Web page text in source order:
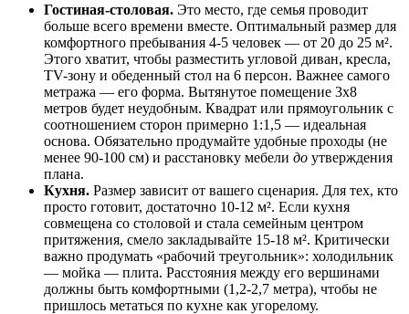
Гостиная-столовая. Это место, где семья проводит
больше всего времени вместе. Оптимальный размер для
комфортного пребывания 4-5 человек — от 20 до 25 м².
Этого хватит, чтобы разместить угловой диван, кресла,
TV-зону и обеденный стол на 6 персон. Важнее самого
метража — его форма. Вытянутое помещение 3х8
метров будет неудобным. Квадрат или прямоугольник с
соотношением сторон примерно 1:1,5 — идеальная
основа. Обязательно продумайте удобные проходы (не
менее 90-100 см) и расстановку мебели до утверждения
плана.
Кухня. Размер зависит от вашего сценария. Для тех, кто
просто готовит, достаточно 10-12 м². Если кухня
совмещена со столовой и стала семейным центром
притяжения, смело закладывайте 15-18 м². Критически
важно продумать «рабочий треугольник»: холодильник
— мойка — плита. Расстояния между его вершинами
должны быть комфортными (1,2-2,7 метра), чтобы не
пришлось метаться по кухне как угорелому.